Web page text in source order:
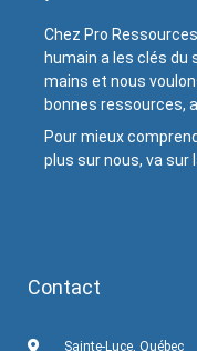
Chez Pro
humain a les clés
mains et nous
bonnes ressources,
Pour mieux
plus sur nous, va sur
Contact
Sainte-Luce, Québec